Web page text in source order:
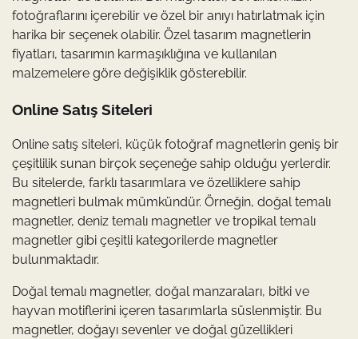
fotoğraflarını içerebilir ve özel bir anıyı hatırlatmak için
harika bir seçenek olabilir. Özel tasarım magnetlerin
fiyatları, tasarımın karmaşıklığına ve kullanılan
malzemelere göre değişiklik gösterebilir.
Online Satış Siteleri
Online satış siteleri, küçük fotoğraf magnetlerin geniş bir
çeşitlilik sunan birçok seçeneğe sahip olduğu yerlerdir.
Bu sitelerde, farklı tasarımlara ve özelliklere sahip
magnetleri bulmak mümkündür. Örneğin, doğal temalı
magnetler, deniz temalı magnetler ve tropikal temalı
magnetler gibi çeşitli kategorilerde magnetler
bulunmaktadır.
Doğal temalı magnetler, doğal manzaraları, bitki ve
hayvan motiflerini içeren tasarımlarla süslenmiştir. Bu
magnetler, doğayı sevenler ve doğal güzellikleri